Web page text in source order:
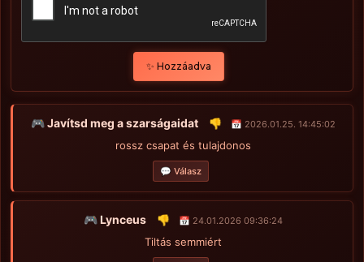
✨ Hozzáadva
🎮 Javítsd meg a szarságaidat 👎 📅 2026.01.25. 14:45:02
rossz csapat és tulajdonos
💬 Válasz
🎮 Lynceus 👎 📅 24.01.2026 09:36:24
Tiltás semmiért